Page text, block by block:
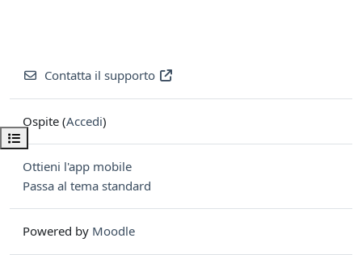
Apri indice del corso
Contatta il supporto
Ospite (Accedi)
Ottieni l'app mobile
Passa al tema standard
Powered by Moodle